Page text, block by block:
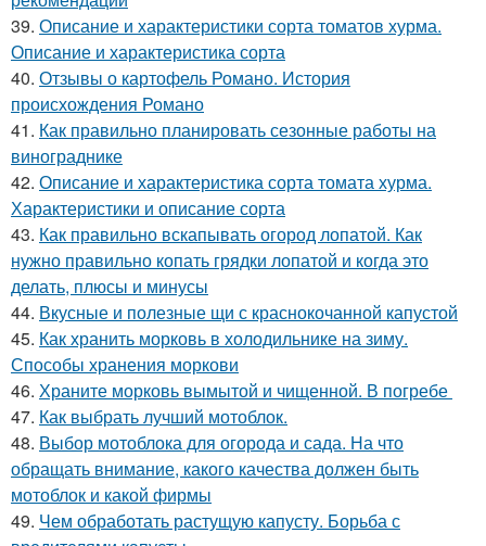
39. Описание и характеристики сорта томатов хурма.
Описание и характеристика сорта
40. Отзывы о картофель Романо. История
происхождения Романо
41. Как правильно планировать сезонные работы на
винограднике
42. Описание и характеристика сорта томата хурма.
Характеристики и описание сорта
43. Как правильно вскапывать огород лопатой. Как
нужно правильно копать грядки лопатой и когда это
делать, плюсы и минусы
44. Вкусные и полезные щи с краснокочанной капустой
45. Как хранить морковь в холодильнике на зиму.
Способы хранения моркови
46. Храните морковь вымытой и чищенной. В погребе
47. Как выбрать лучший мотоблок.
48. Выбор мотоблока для огорода и сада. На что
обращать внимание, какого качества должен быть
мотоблок и какой фирмы
49. Чем обработать растущую капусту. Борьба с